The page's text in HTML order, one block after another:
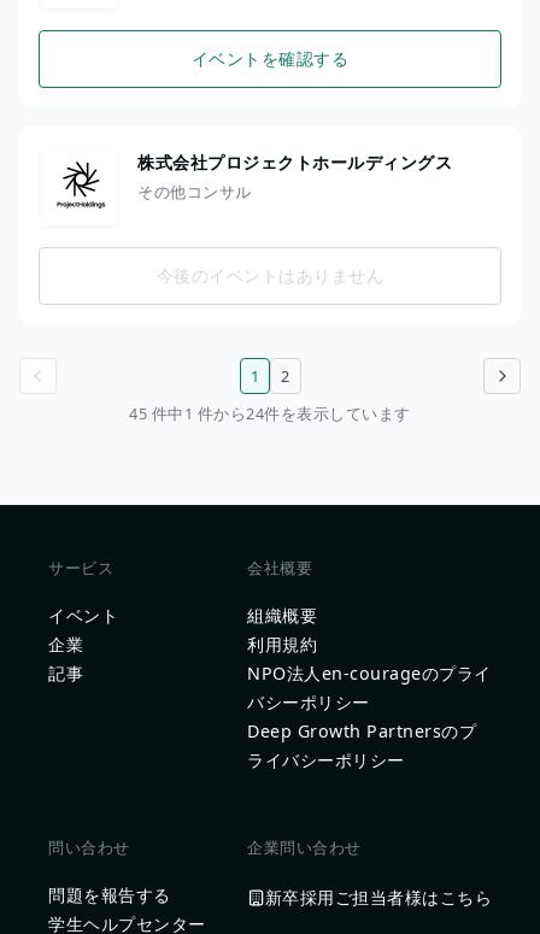
イベントを確認する
株式会社プロジェクトホールディングス
その他コンサル
今後のイベントはありません
次のページ
1
2
45 件中1 件から24件を表示しています
サービス
イベント
企業
記事
会社概要
組織概要
利用規約
NPO法人en-courageのプライ
バシーポリシー
Deep Growth Partnersのプ
ライバシーポリシー
問い合わせ
問題を報告する
学生ヘルプセンター
企業問い合わせ
新卒採用ご担当者様はこちら